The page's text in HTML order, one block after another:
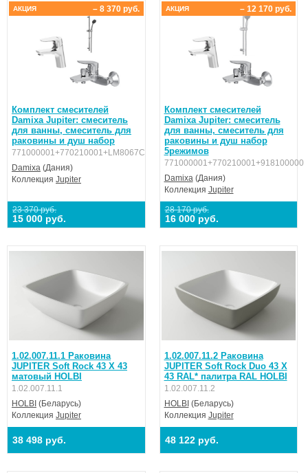
Комплект смесителей
Damixa Jupiter: смеситель
для ванны, смеситель для
раковины и душ набор
771000001+770210001+LM8067C
Damixa (Дания)
Коллекция Jupiter
23 370 руб.
15 000 руб.
– 8 370 руб.
АКЦИЯ
Комплект смесителей
Damixa Jupiter: смеситель
для ванны, смеситель для
раковины и душ набор
5режимов
771000001+770210001+918100000
Damixa(Дания)
Коллекция Jupiter
28 170 руб.
16 000 руб.
– 12 170 руб.
АКЦИЯ
1.02.007.11.1 Раковина
JUPITER Soft Rock 43 Х 43
матовый HOLBI
1.02.007.11.1
HOLBI (Беларусь)
Коллекция Jupiter
38 498 руб.
1.02.007.11.2 Раковина
JUPITER Soft Rock Duo 43 Х
43 RAL* палитра RAL HOLBI
1.02.007.11.2
HOLBI (Беларусь)
Коллекция Jupiter
48 122 руб.